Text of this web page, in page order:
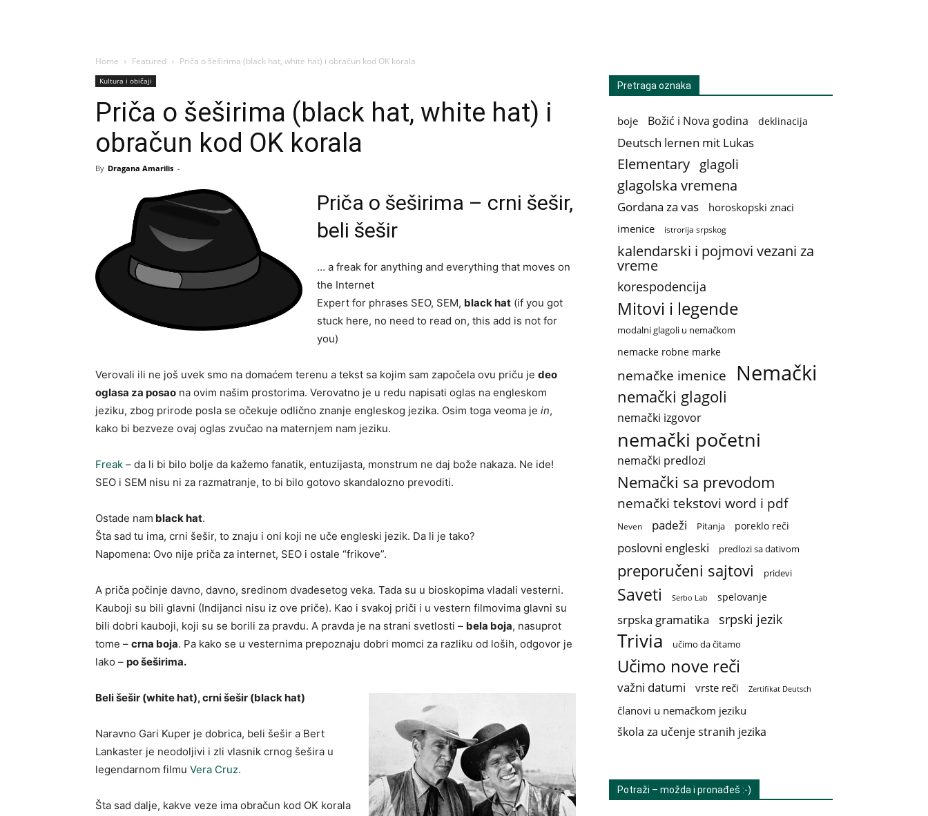
Home Featured Priča o šeširima (black hat, white hat) i obračun kod OK korala
Kultura i običaji
Priča o šeširima (black hat, white hat) i
obračun kod OK korala
By Dragana Amarilis -
Priča o šeširima – crni šešir,
beli šešir
… a freak for anything and everything that moves on
the Internet
Expert for phrases SEO, SEM, black hat (if you got
stuck here, no need to read on, this add is not for
you)
Verovali ili ne još uvek smo na domaćem terenu a tekst sa kojim sam započela ovu priču je deo
oglasa za posao na ovim našim prostorima. Verovatno je u redu napisati oglas na engleskom
jeziku, zbog prirode posla se očekuje odlično znanje engleskog jezika. Osim toga veoma je in,
kako bi bezveze ovaj oglas zvučao na maternjem nam jeziku.
Freak – da li bi bilo bolje da kažemo fanatik, entuzijasta, monstrum ne daj bože nakaza. Ne ide!
SEO i SEM nisu ni za razmatranje, to bi bilo gotovo skandalozno prevoditi.
Ostade nam black hat.
Šta sad tu ima, crni šešir, to znaju i oni koji ne uče engleski jezik. Da li je tako?
Napomena: Ovo nije priča za internet, SEO i ostale “frikove”.
A priča počinje davno, davno, sredinom dvadesetog veka. Tada su u bioskopima vladali vesterni.
Kauboji su bili glavni (Indijanci nisu iz ove priče). Kao i svakoj priči i u vestern filmovima glavni su
bili dobri kauboji, koji su se borili za pravdu. A pravda je na strani svetlosti – bela boja, nasuprot
tome – crna boja. Pa kako se u vesternima prepoznaju dobri momci za razliku od loših, odgovor je
lako – po šeširima.
Beli šešir (white hat), crni šešir (black hat)
Naravno Gari Kuper je dobrica, beli šešir a Bert
Lankaster je neodoljivi i zli vlasnik crnog šešira u
legendarnom filmu Vera Cruz.
Šta sad dalje, kakve veze ima obračun kod OK korala
Pretraga oznaka
boje Božić i Nova godina deklinacija
Deutsch lernen mit Lukas
Elementary glagoli
glagolska vremena
Gordana za vas horoskopski znaci
imenice istrorija srpskog
kalendarski i pojmovi vezani za
vreme
korespodencija
Mitovi i legende
modalni glagoli u nemačkom
nemacke robne marke
nemačke imenice Nemački
nemački glagoli
nemački izgovor
nemački početni
nemački predlozi
Nemački sa prevodom
nemački tekstovi word i pdf
Neven padeži Pitanja poreklo reči
poslovni engleski predlozi sa dativom
preporučeni sajtovi pridevi
Saveti Serbo Lab spelovanje
srpska gramatika srpski jezik
Trivia učimo da čitamo
Učimo nove reči
važni datumi vrste reči Zertifikat Deutsch
članovi u nemačkom jeziku
škola za učenje stranih jezika
Potraži – možda i pronađeš :-)